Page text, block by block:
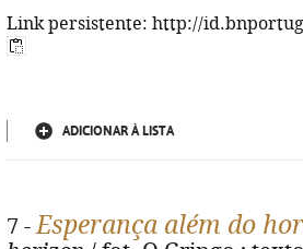
Link persistente: http://
ADICIONAR À LISTA
7 -Esperança além do